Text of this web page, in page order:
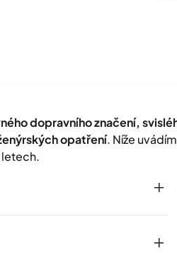
dopravního značení,
opatření. Níže